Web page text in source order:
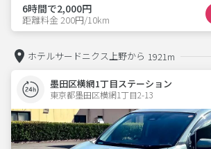
6時間で2,000円
距離料金 200円/10km
ホテルサードニクス上野から 1921m
墨田区横網1丁目ステーション
東京都墨田区横網1丁目2-13